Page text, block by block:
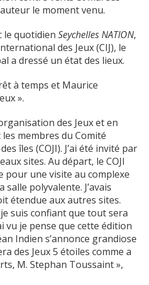
le moment venu.
le quotidien Seychelles NATION,
des Jeux (CIJ), le
a dressé un état des lieux.
à temps et Maurice
».
des Jeux et en
membres du Comité
îles (COJI). J’ai été invité par
sites. Au départ, le COJI
pour une visite au complexe
salle polyvalente. J’avais
étendue aux autres sites.
suis confiant que tout sera
vu je pense que cette édition
Indien s’annonce grandiose
des Jeux 5 étoiles comme a
M. Stephan Toussaint »,